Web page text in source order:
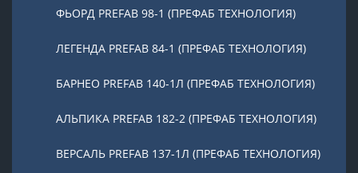
ФЬОРД PREFAB 98-1 (ПРЕФАБ ТЕХНОЛОГИЯ)
ЛЕГЕНДА PREFAB 84-1 (ПРЕФАБ ТЕХНОЛОГИЯ)
БАРНЕО PREFAB 140-1Л (ПРЕФАБ ТЕХНОЛОГИЯ)
АЛЬПИКА PREFAB 182-2 (ПРЕФАБ ТЕХНОЛОГИЯ)
ВЕРСАЛЬ PREFAB 137-1Л (ПРЕФАБ ТЕХНОЛОГИЯ)